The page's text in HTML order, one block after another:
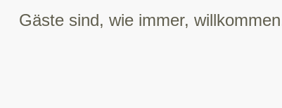
Gäste sind, wie immer,